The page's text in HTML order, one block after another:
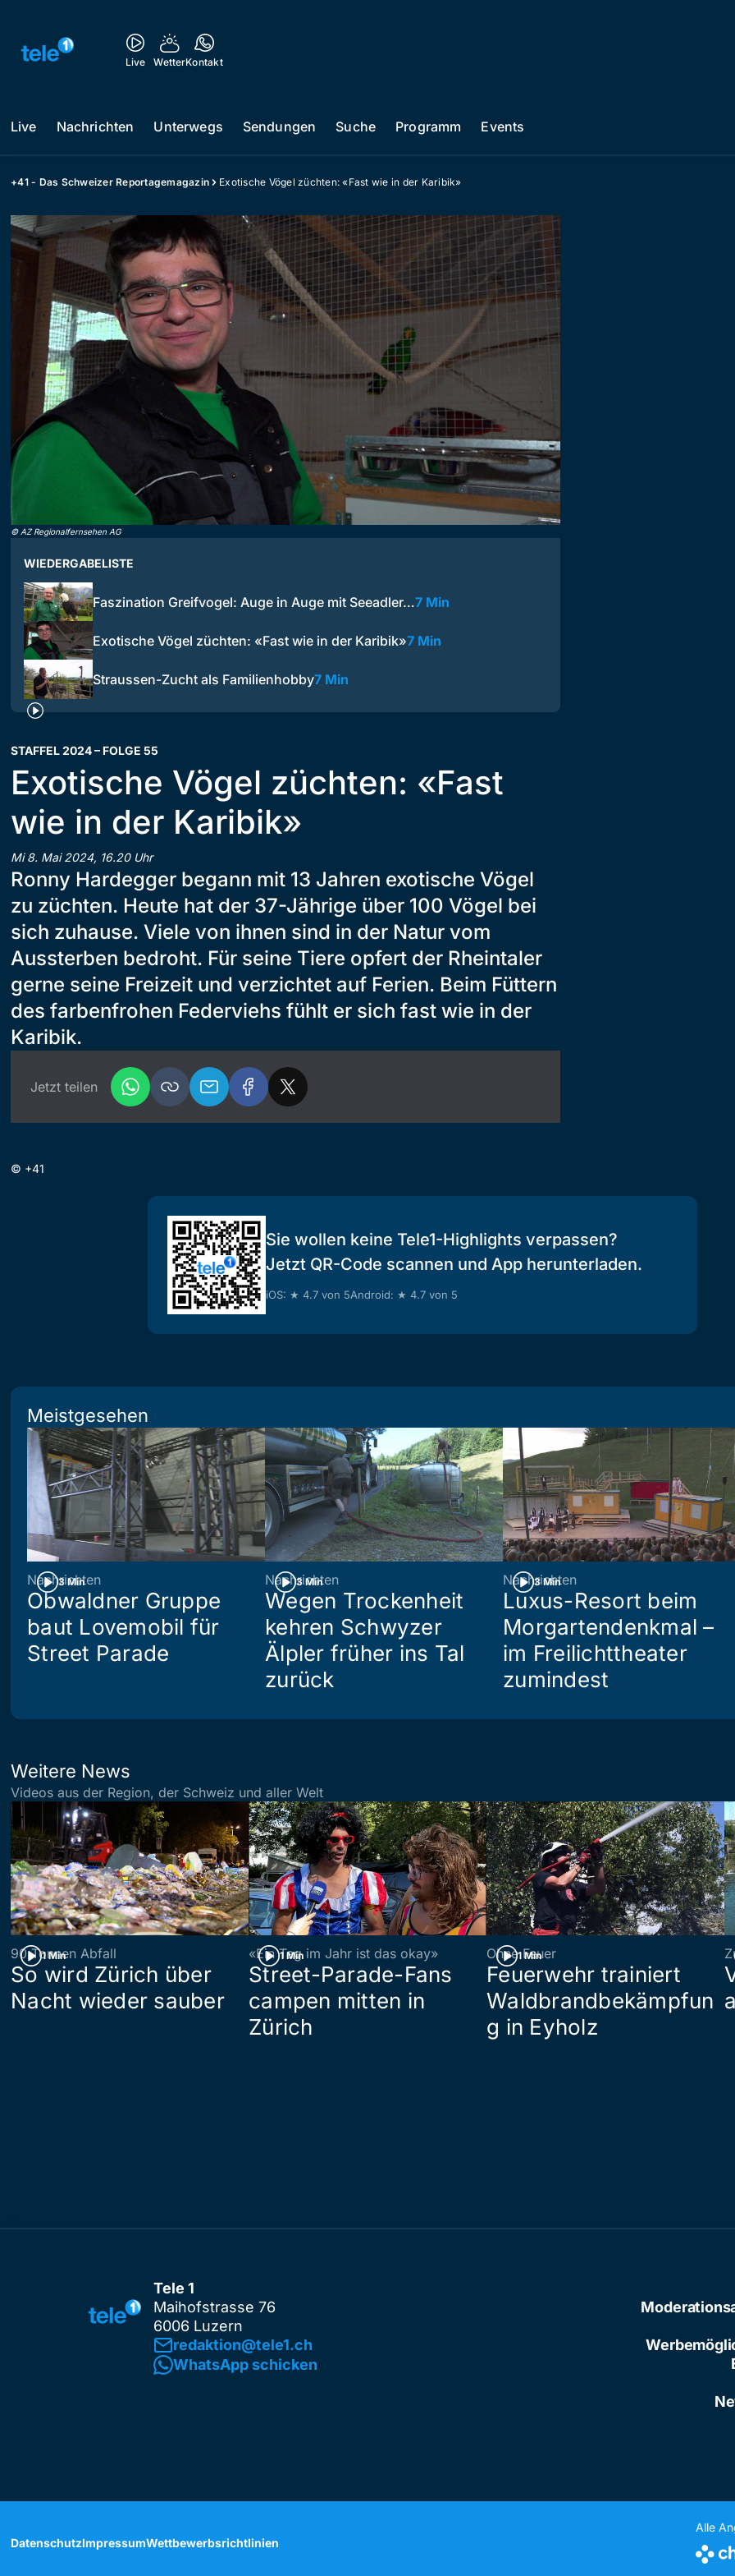
Live WetterKontakt
Live Nachrichten Unterwegs Sendungen Suche Programm Events
+41 - Das Schweizer Reportagemagazin Exotische Vögel züchten: «Fast wie in der Karibik»
© AZ Regionalfernsehen AG
WIEDERGABELISTE
Faszination Greifvogel: Auge in Auge mit Seeadler…7 Min
Exotische Vögel züchten: «Fast wie in der Karibik»7 Min
Straussen-Zucht als Familienhobby7 Min
STAFFEL 2024 – FOLGE 55
Exotische Vögel züchten: «Fast
wie in der Karibik»
Mi 8. Mai 2024, 16.20 Uhr
Ronny Hardegger begann mit 13 Jahren exotische Vögel
zu züchten. Heute hat der 37-Jährige über 100 Vögel bei
sich zuhause. Viele von ihnen sind in der Natur vom
Aussterben bedroht. Für seine Tiere opfert der Rheintaler
gerne seine Freizeit und verzichtet auf Ferien. Beim Füttern
des farbenfrohen Federviehs fühlt er sich fast wie in der
Karibik.
Jetzt teilen
© +41
Sie wollen keine Tele1-Highlights verpassen?
Jetzt QR-Code scannen und App herunterladen.
iOS: ★ 4.7 von 5Android: ★ 4.7 von 5
Meistgesehen
3 Min
Nachrichten
Obwaldner Gruppe
baut Lovemobil für
Street Parade
3 Min
Nachrichten
Wegen Trockenheit
kehren Schwyzer
Älpler früher ins Tal
zurück
3 Min
Nachrichten
Luxus-Resort beim
Morgartendenkmal –
im Freilichttheater
zumindest
Weitere News
Videos aus der Region, der Schweiz und aller Welt
1 Min
90 Tonnen Abfall
So wird Zürich über
Nacht wieder sauber
1 Min
«Ein Tag im Jahr ist das okay»
Street-Parade-Fans
campen mitten in
Zürich
1 Min
Ohne Feuer
Feuerwehr trainiert
Waldbrandbekämpfun
g in Eyholz
Tele 1
Maihofstrasse 76
6006 Luzern
redaktion@tele1.ch
WhatsApp schicken
DatenschutzImpressumWettbewerbsrichtlinien
Alle